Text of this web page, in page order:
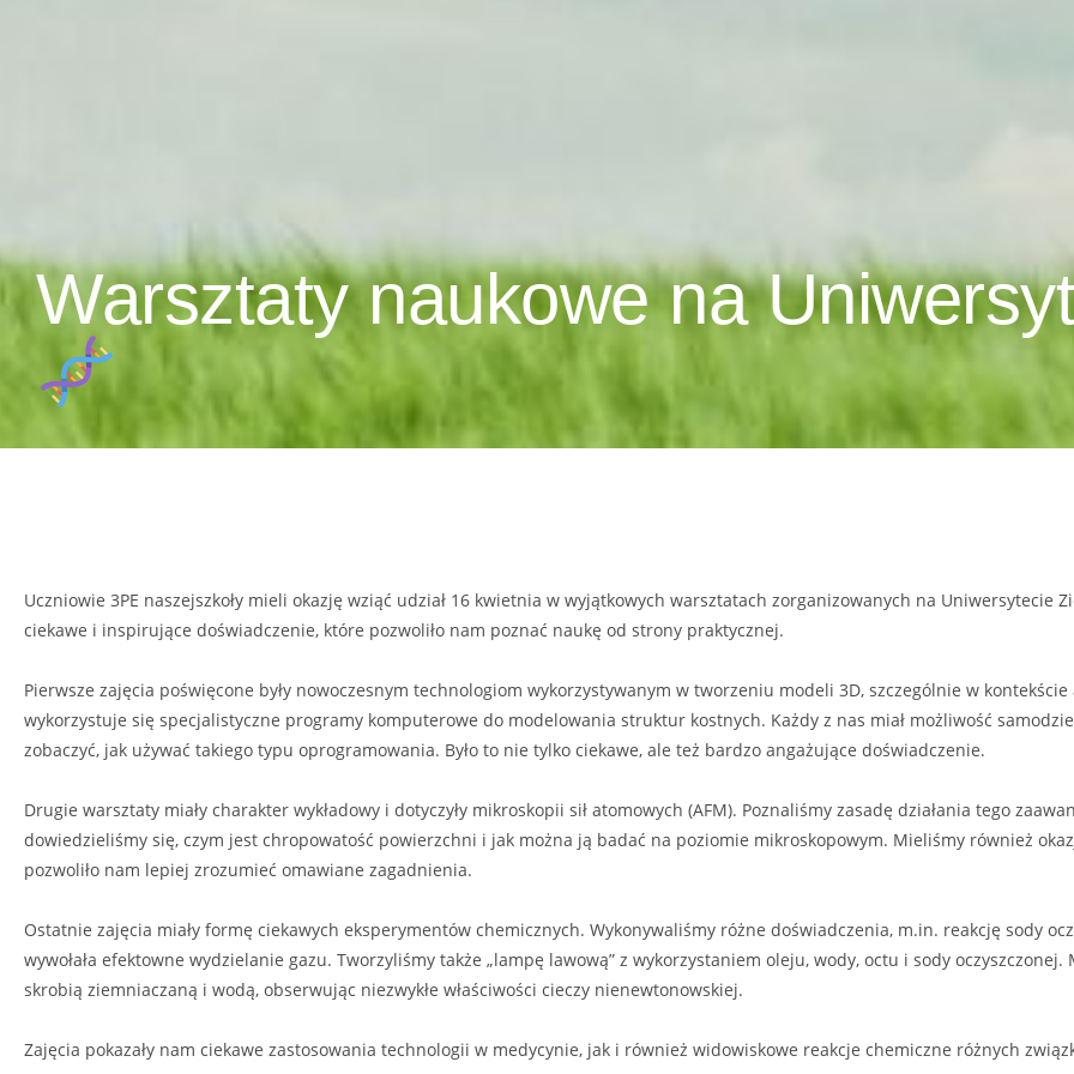
Warsztaty naukowe na
Uczniowie 3PE naszejszkoły mieli okazję wziąć udział 16 kwietnia w wyjątkowych warsztatach zorganizowanych na Uniwersytecie
ciekawe i inspirujące doświadczenie, które pozwoliło nam poznać naukę od strony praktycznej.
Pierwsze zajęcia poświęcone były nowoczesnym technologiom wykorzystywanym w tworzeniu modeli 3D, szczególnie w
wykorzystuje się specjalistyczne programy komputerowe do modelowania struktur kostnych. Każdy z nas miał możliwość
zobaczyć, jak używać takiego typu oprogramowania. Było to nie tylko ciekawe, ale też bardzo angażujące doświadczenie.
Drugie warsztaty miały charakter wykładowy i dotyczyły mikroskopii sił atomowych (AFM). Poznaliśmy zasadę działania tego
dowiedzieliśmy się, czym jest chropowatość powierzchni i jak można ją badać na poziomie mikroskopowym. Mieliśmy również
pozwoliło nam lepiej zrozumieć omawiane zagadnienia.
Ostatnie zajęcia miały formę ciekawych eksperymentów chemicznych. Wykonywaliśmy różne doświadczenia, m.in. reakcję sody
wywołała efektowne wydzielanie gazu. Tworzyliśmy także „lampę lawową” z wykorzystaniem oleju, wody, octu i sody
skrobią ziemniaczaną i wodą, obserwując niezwykłe właściwości cieczy nienewtonowskiej.
Zajęcia pokazały nam ciekawe zastosowania technologii w medycynie, jak i również widowiskowe reakcje chemiczne różnych